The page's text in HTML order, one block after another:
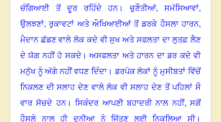
ਚੰਗਿਆਈ ਤੋਂ ਦੂਰ ਰਹਿੰਦੇ ਹਨ। ਚੁਣੌਤੀਆਂ, ਸਮੱਸਿਆਵਾਂ,
ਉਲਝਣਾਂ,ਰੁਕਾਵਟਾਂ ਅਤੇ ਔਖਿਆਈਆਂ ਤੋਂ ਡਰਕੇ ਹੌਸਲਾ ਹਾਰਨ,
ਮੈਦਾਨ ਛੱਡਣ ਵਾਲੇ ਲੋਕ ਕਦੇ ਵੀ ਸੁਖ ਅਤੇ ਸਫਲਤਾ ਦਾ ਲੁਤਫ਼ ਲੈਣ
ਦੇ ਯੋਗ ਨਹੀਂ ਹੋ ਸਕਦੇ।ਅਸਫਲਤਾ ਅਤੇ ਹਾਰਨ ਦਾ ਡਰ ਕਦੇ ਵੀ
ਮਨੁੱਖ ਨੂੰ ਅੱਗੇ ਨਹੀਂ ਵਧਣ ਦਿੰਦਾ ।ਡਰਪੋਕ ਲੋਕਾਂ ਨੂੰ ਮੁਸੀਬਤਾਂ ਵਿੱਚੋਂ
ਨਿਕਲਣ ਦੀ ਸਲਾਹ ਦੇਣ ਵਾਲੇ ਲੋਕ ਵੀ ਸਲਾਹ ਦੇਣ ਤੋਂ ਪਹਿਲਾਂ ਸੌ
ਵਾਰ ਸੋਚਦੇ ਹਨ।ਸਿਕੰਦਰ ਆਪਣੀ ਬਹਾਦਰੀ ਨਾਲ ਨਹੀਂ, ਸਗੋਂ
ਹੌਸਲੇ ਨਾਲ ਹੀ ਦੁਨੀਆ ਨੂੰ ਜਿੱਤਣ ਲਈ ਨਿਕਲਿਆ ਸੀ।